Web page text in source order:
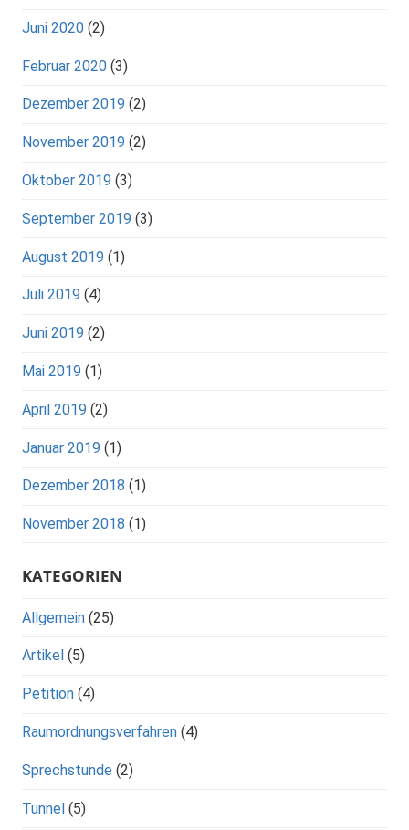
Juni 2020 (2)
Februar 2020 (3)
Dezember 2019 (2)
November 2019 (2)
Oktober 2019 (3)
September 2019 (3)
August 2019 (1)
Juli 2019 (4)
Juni 2019 (2)
Mai 2019 (1)
April 2019 (2)
Januar 2019 (1)
Dezember 2018 (1)
November 2018 (1)
KATEGORIEN
Allgemein (25)
Artikel (5)
Petition (4)
Raumordnungsverfahren (4)
Sprechstunde (2)
Tunnel (5)